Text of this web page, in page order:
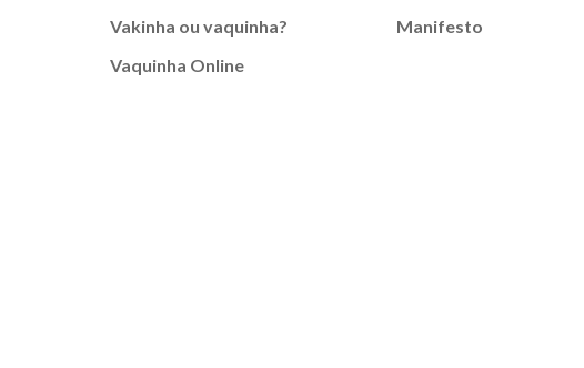
Vakinha ou vaquinha?
Vaquinha Online
Manifesto